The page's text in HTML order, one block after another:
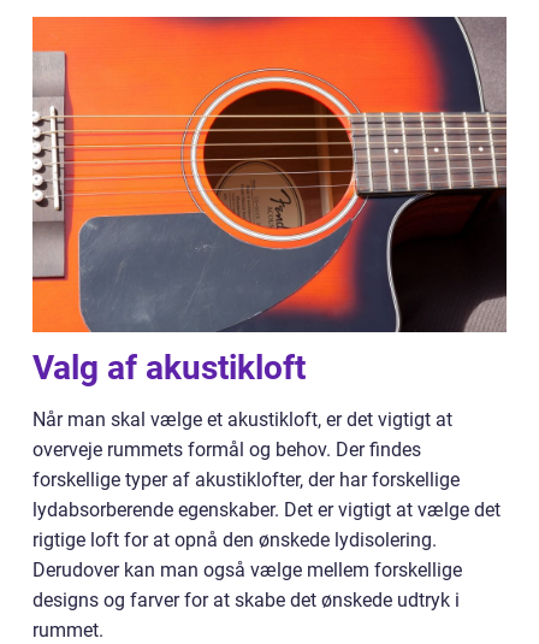
Valg af akustikloft
Når man skal vælge et akustikloft, er det vigtigt at
overveje rummets formål og behov. Der findes
forskellige typer af akustiklofter, der har forskellige
lydabsorberende egenskaber. Det er vigtigt at vælge det
rigtige loft for at opnå den ønskede lydisolering.
Derudover kan man også vælge mellem forskellige
designs og farver for at skabe det ønskede udtryk i
rummet.